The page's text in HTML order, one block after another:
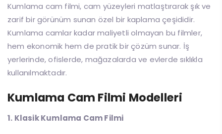
Kumlama cam filmi, cam yüzeyleri matlaştırarak şık ve
zarif bir görünüm sunan özel bir kaplama çeşididir.
Kumlama camlar kadar maliyetli olmayan bu filmler,
hem ekonomik hem de pratik bir çözüm sunar. İş
yerlerinde, ofislerde, mağazalarda ve evlerde sıklıkla
kullanılmaktadır.
Kumlama Cam Filmi Modelleri
1. Klasik Kumlama Cam Filmi